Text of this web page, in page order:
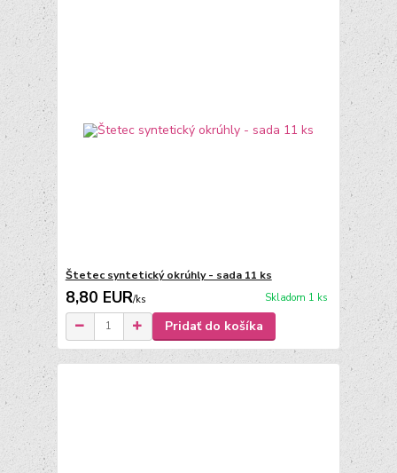
Štetec syntetický okrúhly - sada 11 ks
8,80 EUR/ks Skladom 1 ks
Pridať do košíka